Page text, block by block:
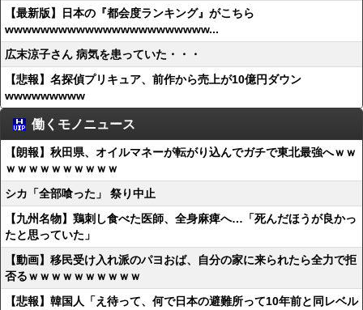
【最新版】日本の『都会度ランキング』がこちら
wwwwwwwwwwwwwwwwwwwwwww...
広末涼子さん 病気を患っていた・・・
【悲報】名探偵プリキュア、前作から売上が10億円ダウン
wwwwwwwww
働くモノニュース
【朗報】秋田県、オイルマネーが転がり込んでガチで東北最強へｗｗ
ｗｗｗｗｗｗｗｗｗｗ
シカ「全部喰った」 祭り中止
【九州名物】鶏刺し食べた医師、全身麻痺へ…「死んだほうが良かっ
たと思っていた」
【動画】移民受け入れ派のパヨおば、自分の家に来られたら全力で拒
否るｗｗｗｗｗｗｗｗｗｗ
【悲報】韓国人「え待って、何で日本の避難所って10年前と同レベル